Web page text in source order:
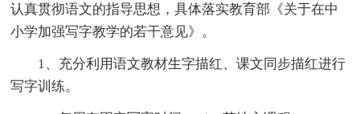
认真贯彻语文的指导思想，具体落实教育部《关于在中
小学加强写字教学的若干意见》。
1、充分利用语文教材生字描红、课文同步描红进行
写字训练。